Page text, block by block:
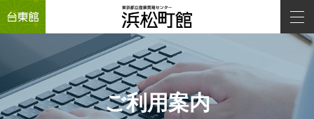
ご利用案内